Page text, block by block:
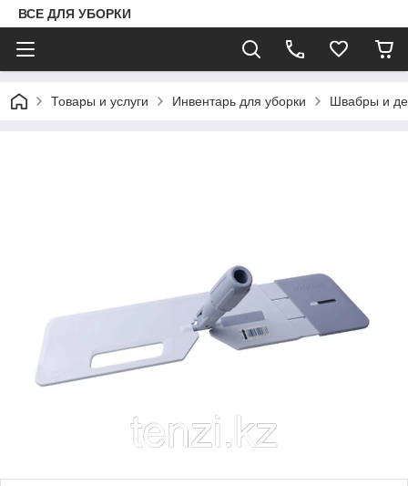
ВСЕ ДЛЯ УБОРКИ
Товары и услуги Инвентарь для уборки Швабры и